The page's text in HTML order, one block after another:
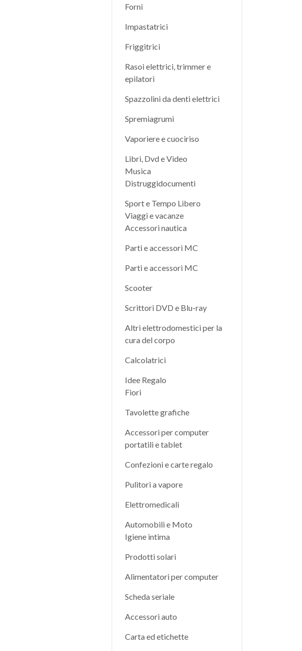
Forni
Impastatrici
Friggitrici
Rasoi elettrici, trimmer e
epilatori
Spazzolini da denti elettrici
Spremiagrumi
Vaporiere e cuociriso
Libri, Dvd e Video
Musica
Distruggidocumenti
Sport e Tempo Libero
Viaggi e vacanze
Accessori nautica
Parti e accessori MC
Parti e accessori MC
Scooter
Scrittori DVD e Blu-ray
Altri elettrodomestici per la
cura del corpo
Calcolatrici
Idee Regalo
Fiori
Tavolette grafiche
Accessori per computer
portatili e tablet
Confezioni e carte regalo
Pulitori a vapore
Elettromedicali
Automobili e Moto
Igiene intima
Prodotti solari
Alimentatori per computer
Scheda seriale
Accessori auto
Carta ed etichette